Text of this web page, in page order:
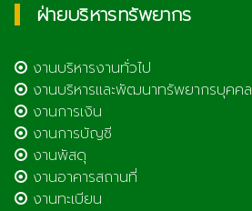
ฝ่ายบริหารทรัพยากร
งานบริหารงานทั่วไป
งานบริหารและพัฒนาทรัพยากรบุคคล
งานการเงิน
งานการบัญชี
งานพัสดุ
งานอาคารสถานที่
งานทะเบียน